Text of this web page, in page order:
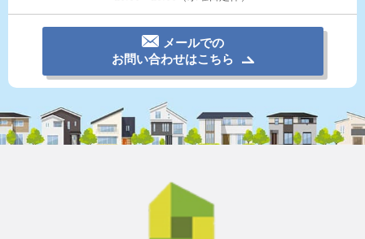
メールでの
お問い合わせはこちら